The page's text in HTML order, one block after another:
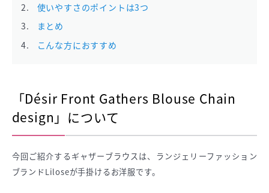
使いやすさのポイントは3つ
まとめ
こんな方におすすめ
「Désir Front Gathers Blouse Chain
design」について
今回ご紹介するギャザーブラウスは、ランジェリーファッション
ブランドLiloseが手掛けるお洋服です。